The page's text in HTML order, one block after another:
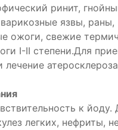
ринит,
язвы, раны,
ожоги, свежие
I-II степени.Для
лечение
к йоду.
легких, нефриты,